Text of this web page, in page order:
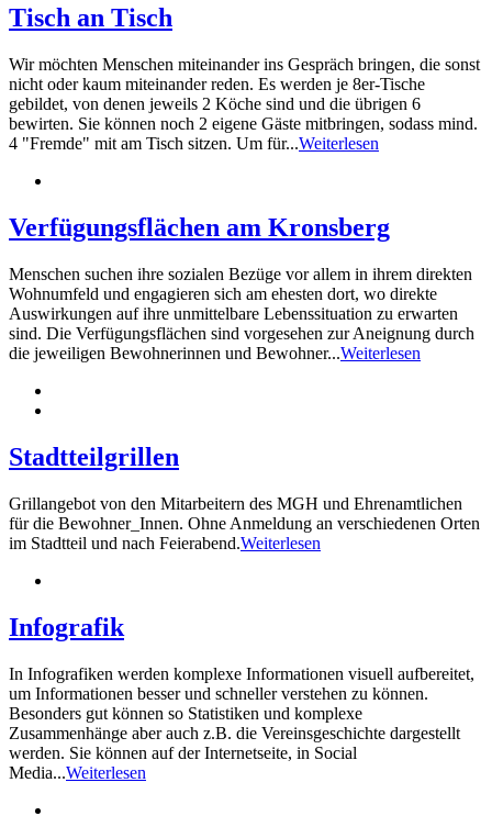
Tisch an Tisch
Wir möchten Menschen miteinander ins Gespräch bringen, die sonst
nicht oder kaum miteinander reden. Es werden je 8er-Tische
gebildet, von denen jeweils 2 Köche sind und die übrigen 6
bewirten. Sie können noch 2 eigene Gäste mitbringen, sodass mind.
4 "Fremde" mit am Tisch sitzen. Um für...Weiterlesen
Verfügungsflächen am Kronsberg
Menschen suchen ihre sozialen Bezüge vor allem in ihrem direkten
Wohnumfeld und engagieren sich am ehesten dort, wo direkte
Auswirkungen auf ihre unmittelbare Lebenssituation zu erwarten
sind. Die Verfügungsflächen sind vorgesehen zur Aneignung durch
die jeweiligen Bewohnerinnen und Bewohner...Weiterlesen
Stadtteilgrillen
Grillangebot von den Mitarbeitern des MGH und Ehrenamtlichen
für die Bewohner_Innen. Ohne Anmeldung an verschiedenen Orten
im Stadtteil und nach Feierabend.Weiterlesen
Infografik
In Infografiken werden komplexe Informationen visuell aufbereitet,
um Informationen besser und schneller verstehen zu können.
Besonders gut können so Statistiken und komplexe
Zusammenhänge aber auch z.B. die Vereinsgeschichte dargestellt
werden. Sie können auf der Internetseite, in Social
Media...Weiterlesen